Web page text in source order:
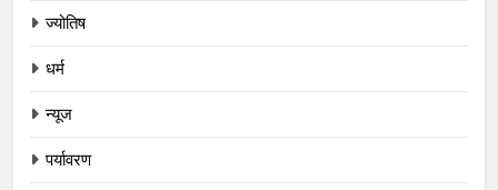
ज्योतिष
धर्म
न्यूज
पर्यावरण